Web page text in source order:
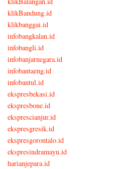
klikBandung.id
klikbanggai.id
infobangkalan.id
infobangli.id
infobanjarnegara.id
infobantaeng.id
infobantul.id
ekspresbekasi.id
ekspresbone.id
eksprescianjur.id
ekspresgresik.id
ekspresgorontalo.id
ekspresindramayu.id
harianjepara.id